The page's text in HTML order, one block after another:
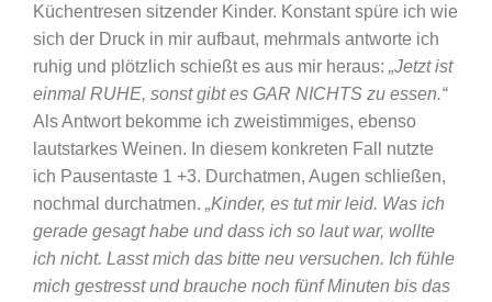
Küchentresen sitzender Kinder. Konstant spüre ich wie
sich der Druck in mir aufbaut, mehrmals antworte ich
ruhig und plötzlich schießt es aus mir heraus: „Jetzt ist
einmal RUHE, sonst gibt es GAR NICHTS zu essen.“
Als Antwort bekomme ich zweistimmiges, ebenso
lautstarkes Weinen. In diesem konkreten Fall nutzte
ich Pausentaste 1 +3. Durchatmen, Augen schließen,
nochmal durchatmen. „Kinder, es tut mir leid. Was ich
gerade gesagt habe und dass ich so laut war, wollte
ich nicht. Lasst mich das bitte neu versuchen. Ich fühle
mich gestresst und brauche noch fünf Minuten bis das